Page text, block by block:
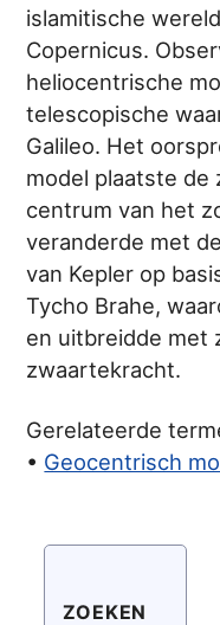
islamitische
Copernicus.
heliocentrische
telescopische
Galileo. Het
model plaatste de
centrum van het
veranderde met
van Kepler op
Tycho Brahe,
en uitbreidde met
zwaartekracht.
Gerelateerde
• Geocentrisch
ZOEKEN